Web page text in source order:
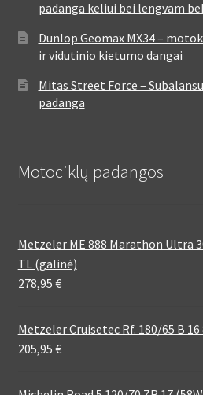
padanga keliui bei lengvam
Dunlop Geomax MX34 –
ir vidutinio kietumo dangai
Mitas Street Force –
padanga
Motociklų padangos
Metzeler ME 888 Marathon Ultra
TL (galinė)
278,95 €
Metzeler Cruisetec Rf. 180/65 B
205,95 €